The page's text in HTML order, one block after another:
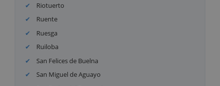
Riotuerto
Ruente
Ruesga
Ruiloba
San Felices de Buelna
San Miguel de Aguayo